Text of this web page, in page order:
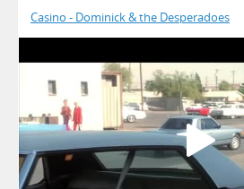
Casino - Dominick & the Desperadoes